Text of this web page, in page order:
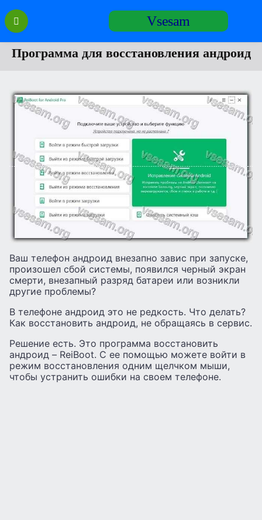
Перейти
содержанию
Vsesam
Программа для восстановления андроид
Ваш телефон андроид внезапно завис при запуске,
произошел сбой системы, появился черный экран
смерти, внезапный разряд батареи или возникли
другие проблемы?
В телефоне андроид это не редкость. Что делать?
Как восстановить андроид, не обращаясь в сервис.
Решение есть. Это программа восстановить
андроид – ReiBoot. С ее помощью можете войти в
режим восстановления одним щелчком мыши,
чтобы устранить ошибки на своем телефоне.